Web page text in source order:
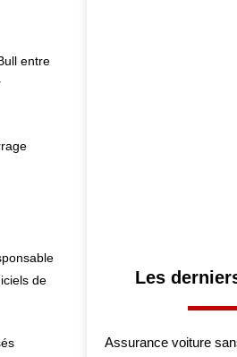
entre
de
Les
Assurance voiture